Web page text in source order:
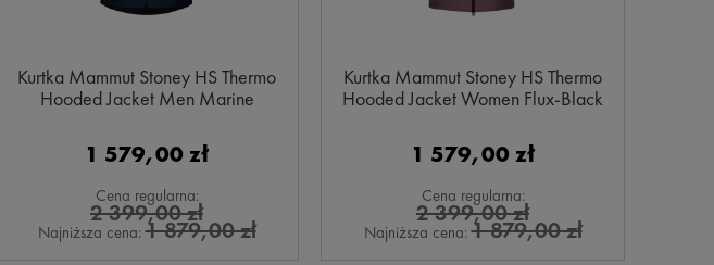
Kurtka Mammut Stoney HS Thermo
Hooded Jacket Men Marine
1 579,00 zł
Cena regularna:
2 399,00 zł
Najniższa cena:1 879,00 zł
Kurtka Mammut Stoney HS Thermo
Hooded Jacket Women Flux-Black
1 579,00 zł
Cena regularna:
2 399,00 zł
Najniższa cena:1 879,00 zł